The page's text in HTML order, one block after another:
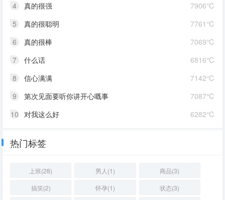
7906℃
4
真的很强
7761℃
5
真的很聪明
7069℃
6
真的很棒
6816℃
7
什么话
7142℃
8
信心满满
7087℃
9
第次见面要听你讲开心嘅事
6282℃
10 对我这么好
热门标签
上班(28) 男人(1)
商品(3)
搞笑(2)
怀孕(1)
状态(3)